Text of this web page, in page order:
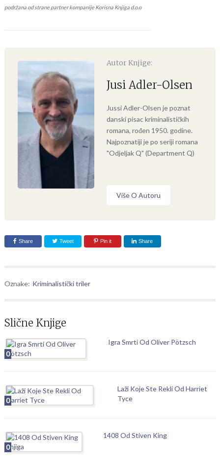
podržana od strane partner kompanije Korisna Knjiga d.o.o
Autor Knjige:
Jusi Adler-Olsen
Jussi Adler-Olsen je poznat
danski pisac kriminalističkih
romana, rođen 1950. godine.
Najpoznatiji je po seriji romana
"Odjeljak Q" (Department Q)
Više O Autoru
Share Tweet Pin it Share
Oznake: Kriminalistički triler
Slične Knjige
0
Igra Smrti Od Oliver Pötzsch
0
Laži Koje Ste Rekli Od Harriet
Tyce
0
1408 Od Stiven King